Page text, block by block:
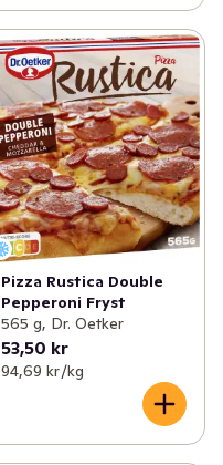
Pizza Rustica Double
Pepperoni Fryst
565 g, Dr. Oetker
53,50 kr
94,69 kr /kg